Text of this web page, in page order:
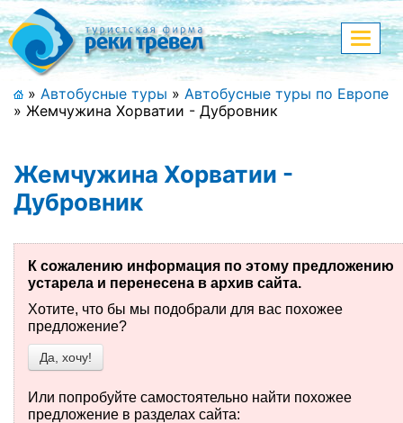
Меню
+7 (911) 182-44-68
Адрес офиса, контакты
Полная версия сайта
Главная
Спецпредложения
Праздничные туры
Страны и направления
Поиск тура
меню
» Автобусные туры » Автобусные туры по Европе
» Жемчужина Хорватии - Дубровник
Жемчужина Хорватии -
Дубровник
К сожалению информация по этому предложению
устарела и перенесена в архив сайта.
Хотите, что бы мы подобрали для вас похожее
предложение?
Да, хочу!
Или попробуйте самостоятельно найти похожее
предложение в разделах сайта: